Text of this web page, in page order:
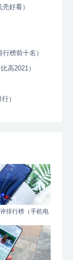
好看）
榜前十名）
高2021）
）
排行榜（手机电